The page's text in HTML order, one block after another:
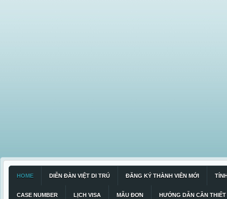
HOME DIỄN ĐÀN VIỆT DI TRÚ ĐĂNG KÝ THÀNH VIÊN MỚI
CASE NUMBER LỊCH VISA MẪU ĐƠN HƯỚNG DẪN CẦN THIẾT